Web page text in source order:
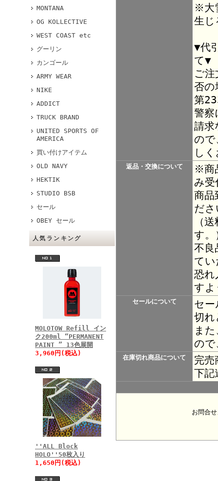
MONTANA
OG KOLLECTIVE
WEST COAST etc
グーリン
カンゴール
ARMY WEAR
NIKE
ADDICT
TRUCK BRAND
UNITED SPORTS OF
AMERICA
買い付けアイテム
OLD NAVY
HEKTIK
STUDIO BSB
セール
OBEY セール
人気ランキング
MOLOTOW Refill イン
ク200ml “PERMANENT
PAINT ” 13色展開
3,960円(税込)
''ALL Block
HOLO''50枚入り
1,650円(税込)
※大
生じ
▼代
て▼
ご
否の
第
警察
請求
ので
し
返品・交換について
※商
み受
商品
だ
（
す。
不良
て
恐れ
すよ
セールについて
セ
切れ
ま
ので
在庫切れ商品について
完
下記
お問合